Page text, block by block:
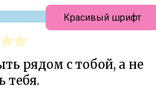
рядом с тобой, а не
тебя.
Красивый шрифт